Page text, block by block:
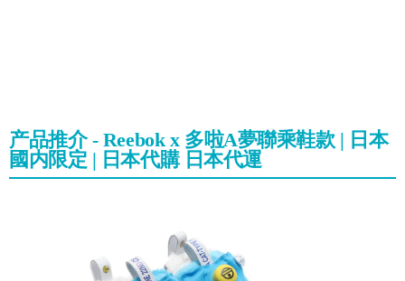
产品推介 - Reebok x 多啦A夢聯乘鞋款 | 日本
國内限定 | 日本代購 日本代運